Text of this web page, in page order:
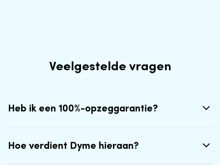
Veelgestelde vragen
Heb ik een 100%-opzeggarantie?
Hoe verdient Dyme hieraan?